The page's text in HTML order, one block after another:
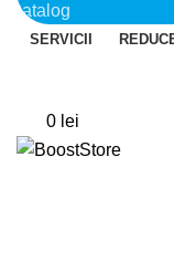
Catalog
SERVICII
0 lei